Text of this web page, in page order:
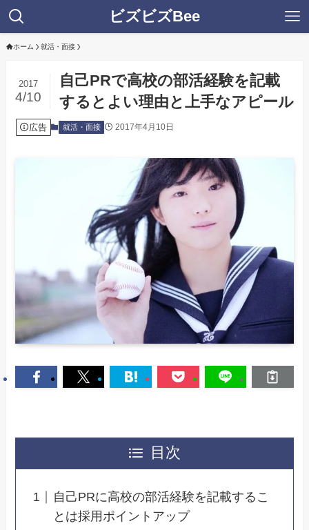
ビズビズBee
ホーム 就活・面接
自己PRで高校の部活経験を記載
するとよい理由と上手なアピール
2017
4/10
広告 就活・面接 2017年4月10日
目次
自己PRに高校の部活経験を記載するこ
とは採用ポイントアップ